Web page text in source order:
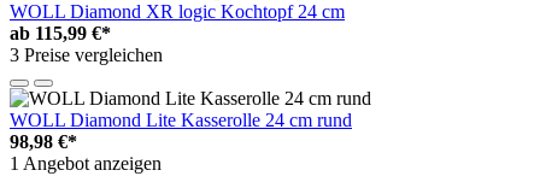
WOLL Diamond XR logic Kochtopf 24 cm
ab 115,99 €*
3 Preise vergleichen
WOLL Diamond Lite Kasserolle 24 cm rund
98,98 €*
1 Angebot anzeigen